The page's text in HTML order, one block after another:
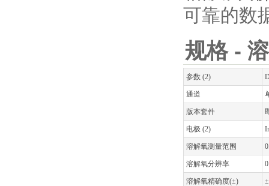
可靠的数
规格 -
参数 (2)
通道
版本套件
电极 (2)
溶解氧测量范围
溶解氧分辨率
溶解氧精确度(±)